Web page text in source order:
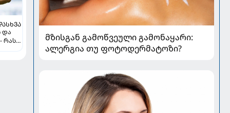
და
რას
მზისგან გამოწვეული გამონაყარი:
ალერგია თუ ფოტოდერმატოზი?